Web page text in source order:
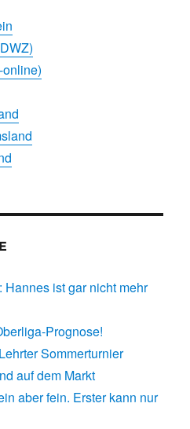
ist gar nicht mehr
Prognose!
Sommerturnier
auf dem Markt
aber fein. Erster kann nur